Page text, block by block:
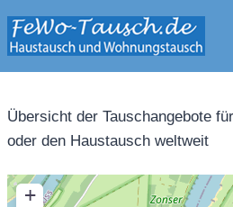
Inhalt
springen
Übersicht der Tauschangebote
oder den Haustausch weltweit
+